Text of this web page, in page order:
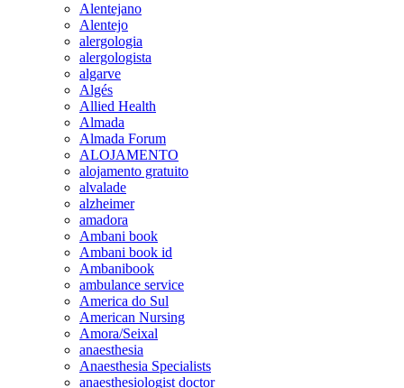
Alentejano
Alentejo
alergologia
alergologista
algarve
Algés
Allied Health
Almada
Almada Forum
ALOJAMENTO
alojamento gratuito
alvalade
alzheimer
amadora
Ambani book
Ambani book id
Ambanibook
ambulance service
America do Sul
American Nursing
Amora/Seixal
anaesthesia
Anaesthesia Specialists
anaesthesiologist doctor